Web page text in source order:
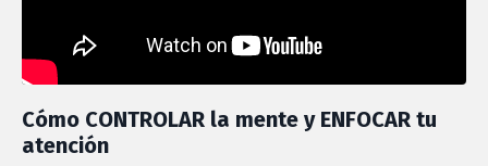
Cómo CONTROLAR la mente y ENFOCAR tu
atención